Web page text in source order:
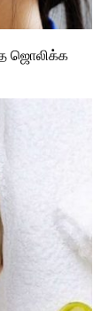
ஜொலிக்க